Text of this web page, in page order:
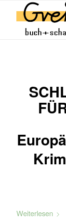
Weiterlesen